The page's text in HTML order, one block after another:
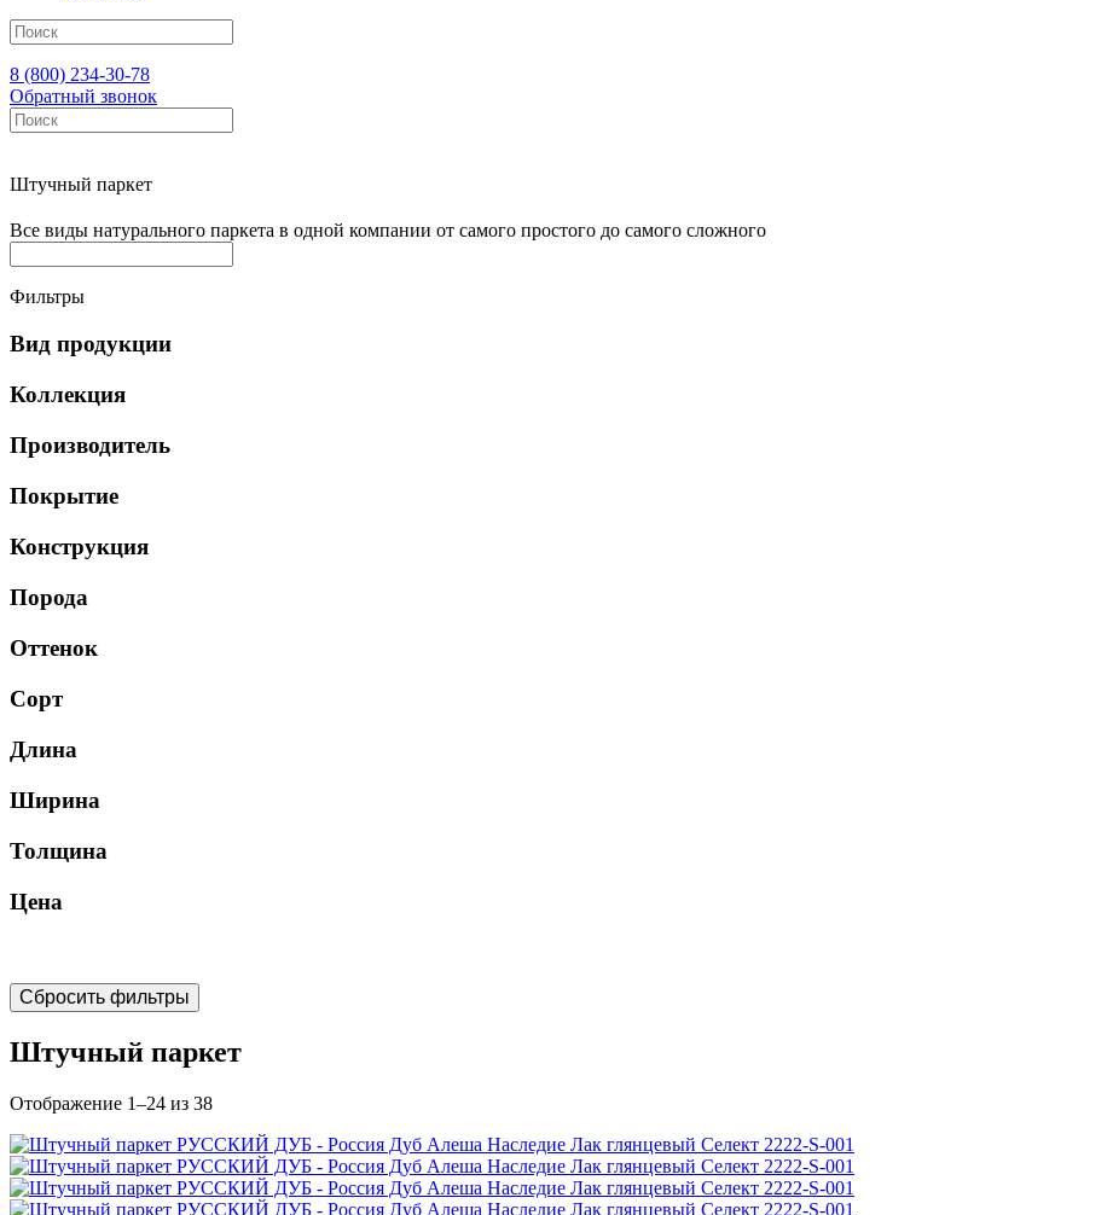
8 (800) 234-30-78
Обратный звонок
Штучный паркет
Все виды натурального паркета в одной компании от самого простого до самого сложного
Фильтры
Вид продукции
Коллекция
Производитель
Покрытие
Конструкция
Порода
Оттенок
Сорт
Длина
Ширина
Толщина
Цена
Сбросить фильтры
Штучный паркет
Отображение 1–24 из 38